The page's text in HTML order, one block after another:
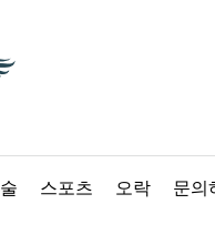
스포츠 오락 문의